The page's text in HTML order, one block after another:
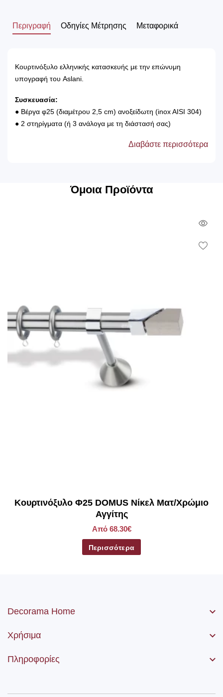
Περιγραφή Οδηγίες Μέτρησης Μεταφορικά
Κουρτινόξυλο ελληνικής κατασκευής με την επώνυμη
υπογραφή του Aslani.
Συσκευασία:
● Βέργα φ25 (διαμέτρου 2,5 cm) ανοξείδωτη (inox AISI 304)
● 2 στηρίγματα (ή 3 ανάλογα με τη διάστασή σας)
στο εσωτερικό τους μέρος πλαστική επένδυση)
Παρέχεται 5 χρόνια εργοστασιακή εγγύηση κατά της φθοράς.
βέργα). Όσον αφορά την απόσταση από το πάνω μέρος του
παραθύρου έως το ταβάνι, το κουρτινόξυλο πρέπει να
τοποθετηθεί στα 2/3 αυτής της απόστασης.
Διαβάστε περισσότερα
Όμοια Προϊόντα
Kουρτινόξυλο Φ25 DOMUS Νίκελ Ματ/Χρώμιο
Αγγίτης
Από 68.30€
Περισσότερα
Decorama Home
Χρήσιμα
Πληροφορίες